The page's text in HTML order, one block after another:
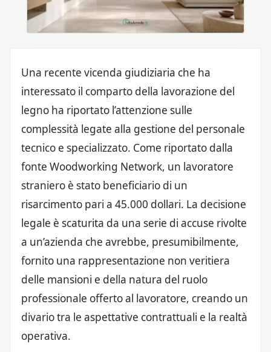
Una recente vicenda giudiziaria che ha
interessato il comparto della lavorazione del
legno ha riportato l’attenzione sulle
complessità legate alla gestione del personale
tecnico e specializzato. Come riportato dalla
fonte Woodworking Network, un lavoratore
straniero è stato beneficiario di un
risarcimento pari a 45.000 dollari. La decisione
legale è scaturita da una serie di accuse rivolte
a un’azienda che avrebbe, presumibilmente,
fornito una rappresentazione non veritiera
delle mansioni e della natura del ruolo
professionale offerto al lavoratore, creando un
divario tra le aspettative contrattuali e la realtà
operativa.